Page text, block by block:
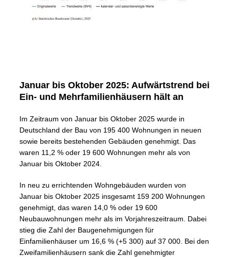
Januar bis Oktober 2025: Aufwärtstrend bei
Ein- und Mehrfamilienhäusern hält an
Im Zeitraum von Januar bis Oktober 2025 wurde in
Deutschland der Bau von 195 400 Wohnungen in neuen
sowie bereits bestehenden Gebäuden genehmigt. Das
waren 11,2 % oder 19 600 Wohnungen mehr als von
Januar bis Oktober 2024.
In neu zu errichtenden Wohngebäuden wurden von
Januar bis Oktober 2025 insgesamt 159 200 Wohnungen
genehmigt, das waren 14,0 % oder 19 600
Neubauwohnungen mehr als im Vorjahreszeitraum. Dabei
stieg die Zahl der Baugenehmigungen für
Einfamilienhäuser um 16,6 % (+5 300) auf 37 000. Bei den
Zweifamilienhäusern sank die Zahl genehmigter